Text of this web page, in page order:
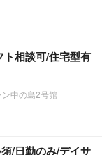
ト相談可/住宅型有
中の島2号館
/日勤のみ/デイサ